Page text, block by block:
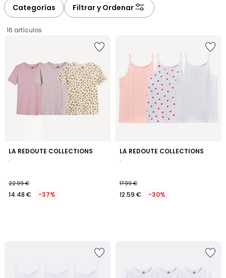
Categorías Filtrar y Ordenar
16 artículos
LA REDOUTE COLLECTIONS
.
€
en
22.99 €
14.48 € -37%
LA REDOUTE COLLECTIONS
.
17.99 €
12.59 € -30%